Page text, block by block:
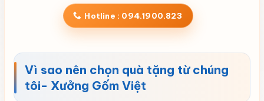
Hotline : 094.1900.823
Vì sao nên chọn quà tặng từ chúng
tôi- Xưởng Gốm Việt